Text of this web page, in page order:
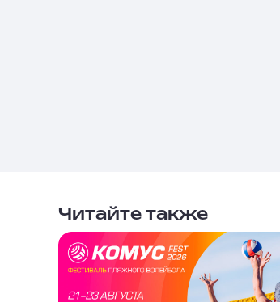
Читайте также